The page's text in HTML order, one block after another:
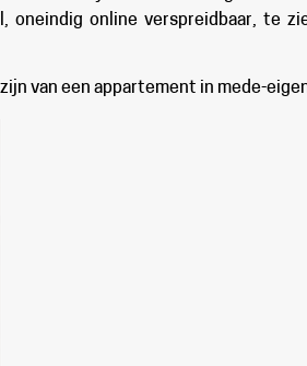
oneindig online verspreidbaar, te
van een appartement in mede-